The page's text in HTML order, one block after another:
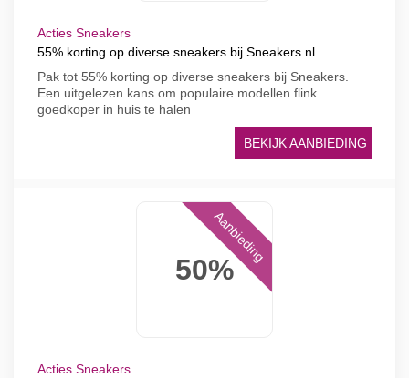
Acties Sneakers
55% korting op diverse sneakers bij Sneakers nl
Pak tot 55% korting op diverse sneakers bij Sneakers.
Een uitgelezen kans om populaire modellen flink
goedkoper in huis te halen
BEKIJK AANBIEDING
50%
Aanbieding
Acties Sneakers